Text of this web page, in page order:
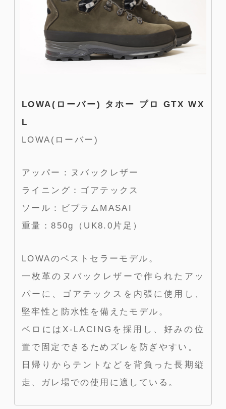
LOWA(ローバー) タホー プロ GTX WX
L
LOWA(ローバー)
アッパー：ヌバックレザー
ライニング：ゴアテックス
ソール：ビブラムMASAI
重量：850g（UK8.0片足）
LOWAのベストセラーモデル。
一枚革のヌバックレザーで作られたアッ
パーに、ゴアテックスを内張に使用し、
堅牢性と防水性を備えたモデル。
ベロにはX-LACINGを採用し、好みの位
置で固定できるためズレを防ぎやすい。
日帰りからテントなどを背負った長期縦
走、ガレ場での使用に適している。